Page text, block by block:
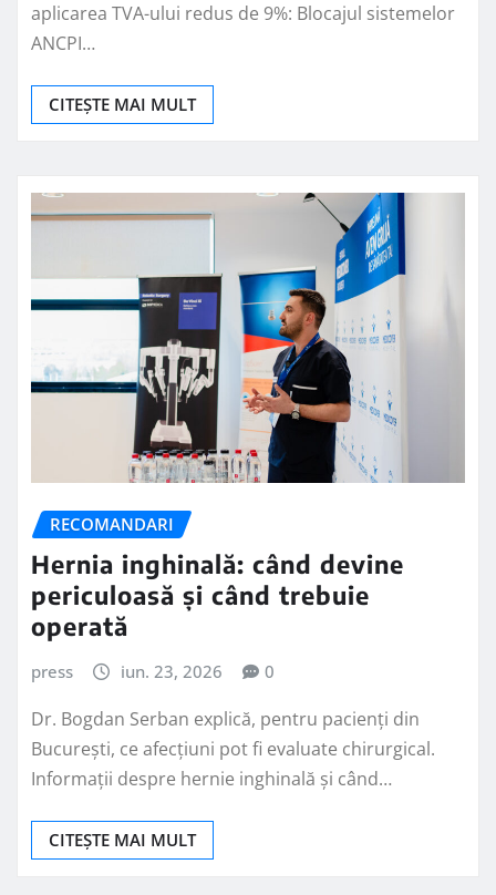
aplicarea TVA-ului redus de 9%: Blocajul sistemelor
ANCPI…
CITEȘTE MAI MULT
RECOMANDARI
Hernia inghinală: când devine
periculoasă și când trebuie
operată
press iun. 23, 2026 0
Dr. Bogdan Serban explică, pentru pacienți din
București, ce afecțiuni pot fi evaluate chirurgical.
Informații despre hernie inghinală și când…
CITEȘTE MAI MULT